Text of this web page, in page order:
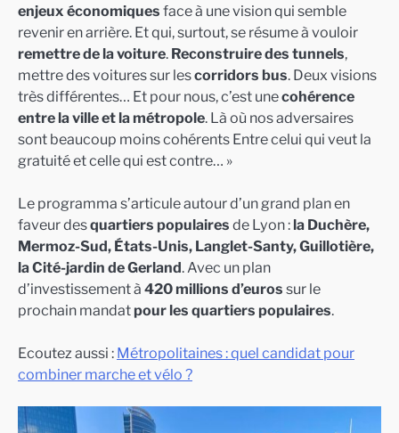
enjeux économiques face à une vision qui semble
revenir en arrière. Et qui, surtout, se résume à vouloir
remettre de la voiture. Reconstruire des tunnels,
mettre des voitures sur lescorridors bus. Deux visions
très différentes… Et pour nous, c’est unecohérence
entre la ville et la métropole. Là où nos adversaires
sont beaucoup moins cohérents Entre celui qui veut la
gratuité et celle qui est contre… »
Le programma s’articule autour d’un grand plan en
faveur desquartiers populaires de Lyon :la Duchère,
Mermoz-Sud, États-Unis, Langlet-Santy, Guillotière,
la Cité-jardin de Gerland. Avec un plan
d’investissement à 420 millions d’euros sur le
prochain mandat pour les quartiers populaires.
Ecoutez aussi : Métropolitaines : quel candidat pour
combiner marche et vélo ?